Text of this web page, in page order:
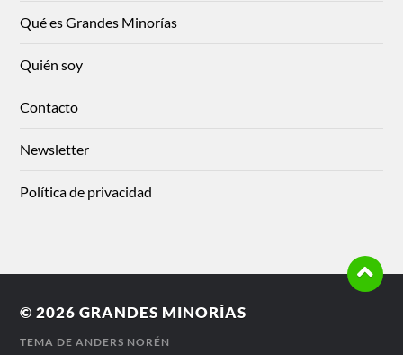
Qué es Grandes Minorías
Quién soy
Contacto
Newsletter
Política de privacidad
© 2026GRANDES MINORÍAS
TEMA DEANDERS NORÉN